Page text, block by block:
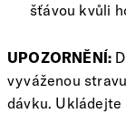
šťávou kvůli
UPOZORNĚNÍ:
vyváženou
dávku. Ukládejte